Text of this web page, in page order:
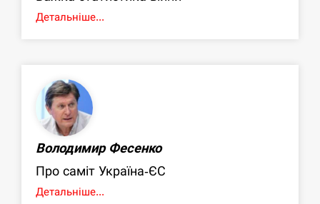
Детальніше...
Володимир Фесенко
Про саміт Україна-ЄС
Детальніше...